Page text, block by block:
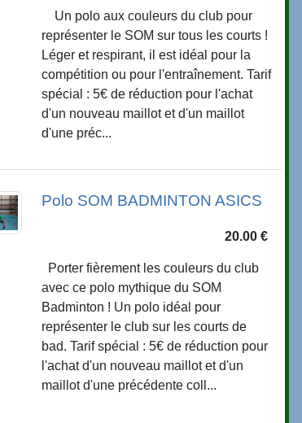
Un polo aux couleurs du club pour
représenter le SOM sur tous les courts !
Léger et respirant, il est idéal pour la
compétition ou pour l'entraînement. Tarif
spécial : 5€ de réduction pour l'achat
d'un nouveau maillot et d'un maillot
d'une préc...
Polo SOM BADMINTON ASICS
20.00 €
Porter fièrement les couleurs du club
avec ce polo mythique du SOM
Badminton ! Un polo idéal pour
représenter le club sur les courts de
bad. Tarif spécial : 5€ de réduction pour
l'achat d'un nouveau maillot et d'un
maillot d'une précédente coll...